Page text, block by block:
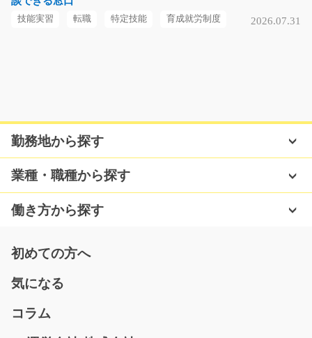
長期（3ヶ月以上）
時給1000円～
自動車部品の検査・箱詰め/y01_01175
急募
☆未経験の方も大歓迎です☆プラスチック製の自動車部
品の組付け・検査・梱…
長期（3ヶ月以上）
時給1100円
技能実習 転職 特定技能 育成就労制度 2026.07.31
勤務地から探す
業種・職種から探す
働き方から探す
初めての方へ
気になる
コラム